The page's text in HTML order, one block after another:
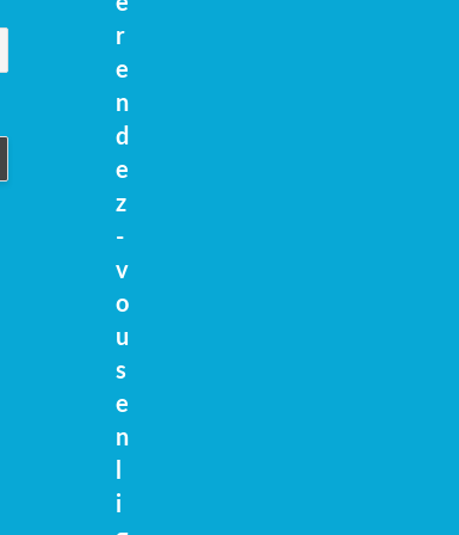
r
e
n
d
e
z
-
v
o
u
s
e
n
i